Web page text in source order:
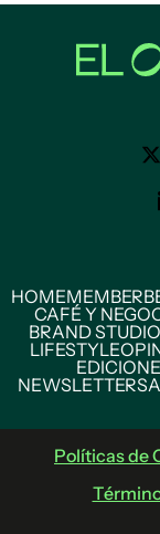
HOMEMEMBER
CAFÉ Y
BRAND STUDIO
LIFESTYLE
NEWSLETTERS
Políticas de